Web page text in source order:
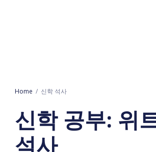
Home 신학 석사
신학 공부: 위
석사